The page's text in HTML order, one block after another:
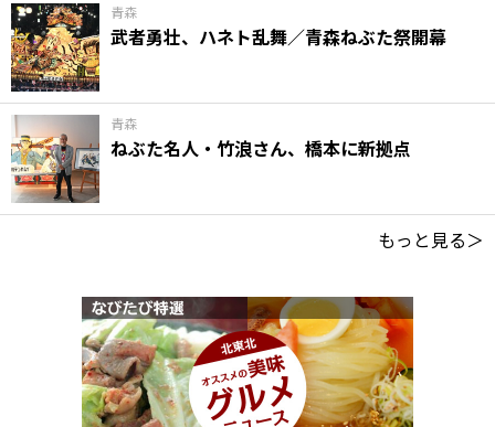
青森
武者勇壮、ハネト乱舞／青森ねぶた祭開幕
青森
ねぶた名人・竹浪さん、橋本に新拠点
もっと見る＞